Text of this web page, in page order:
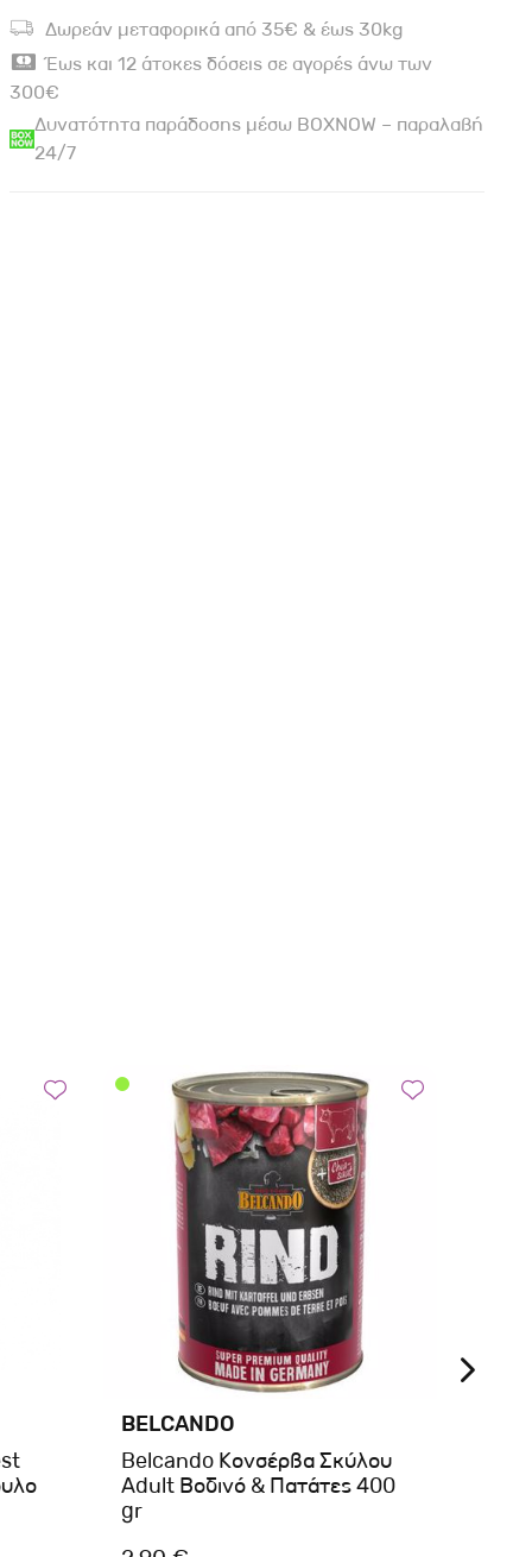
Δωρεάν μεταφορικά από 35€ & έως 30kg
Έως και 12 άτοκες δόσεις σε αγορές άνω των
300€
Δυνατότητα παράδοσης μέσω BOXNOW – παραλαβή
24/7
BELCANDO
Belcando Κονσέρβα Σκύλου
Adult Βοδινό & Πατάτες 400
gr